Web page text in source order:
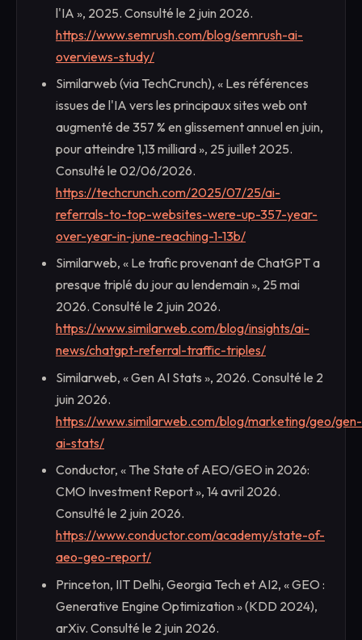
l'IA », 2025. Consulté le 2 juin 2026.
https://www.semrush.com/blog/semrush-ai-
overviews-study/
Similarweb (via TechCrunch), « Les références
issues de l'IA vers les principaux sites web ont
augmenté de 357 % en glissement annuel en juin,
pour atteindre 1,13 milliard », 25 juillet 2025.
Consulté le 02/06/2026.
https://techcrunch.com/2025/07/25/ai-
referrals-to-top-websites-were-up-357-year-
over-year-in-june-reaching-1-13b/
Similarweb, « Le trafic provenant de ChatGPT a
presque triplé du jour au lendemain », 25 mai
2026. Consulté le 2 juin 2026.
https://www.similarweb.com/blog/insights/ai-
news/chatgpt-referral-traffic-triples/
Similarweb, « Gen AI Stats », 2026. Consulté le 2
juin 2026.
https://www.similarweb.com/blog/marketing/geo/gen-
ai-stats/
Conductor, « The State of AEO/GEO in 2026:
CMO Investment Report », 14 avril 2026.
Consulté le 2 juin 2026.
https://www.conductor.com/academy/state-of-
aeo-geo-report/
Princeton, IIT Delhi, Georgia Tech et AI2, « GEO :
Generative Engine Optimization » (KDD 2024),
arXiv. Consulté le 2 juin 2026.